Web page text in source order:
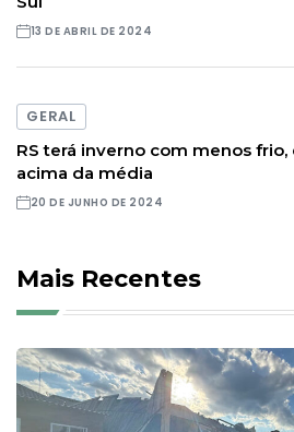
13 DE ABRIL DE 2024
GERAL
RS terá inverno com menos frio,
acima da média
20 DE JUNHO DE 2024
Mais Recentes